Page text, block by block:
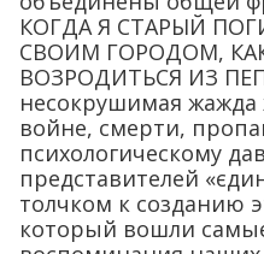
КОГДА Я СТАРЫЙ
СВОИМ ГОРОДОМ,
ВОЗРОДИТЬСЯ ИЗ
несокрушимая
войне, смерти,
психологическому
представителей
толчком к созданию
который вошли